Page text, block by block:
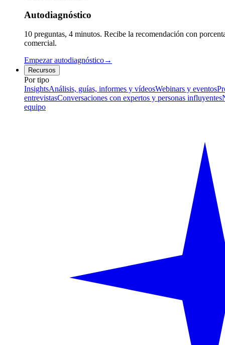
Autodiagnóstico
10 preguntas, 4 minutos. Recibe la recomendación con
comercial.
Empezar autodiagnóstico→
Recursos
Por tipo
InsightsAnálisis, guías, informes y vídeosWebinars y eventos
entrevistasConversaciones con expertos y personas influyentes
equipo